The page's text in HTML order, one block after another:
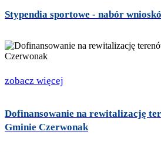
Stypendia sportowe - nabór
zobacz więcej
Dofinansowanie na rewitalizację
Gminie Czerwonak